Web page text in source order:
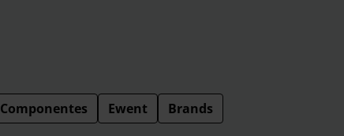
Componentes Ewent Brands